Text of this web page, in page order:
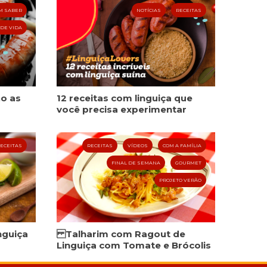
SABER
VIDA
as
NOTÍCIAS RECEITAS
12 receitas com linguiça que
você precisa experimentar
RECEITAS VÍDEOS COM A FAMÍLIA
FINAL DE SEMANA GOURMET
PROJETO VERÃO
Talharim com Ragout de
Linguiça com Tomate e Brócolis